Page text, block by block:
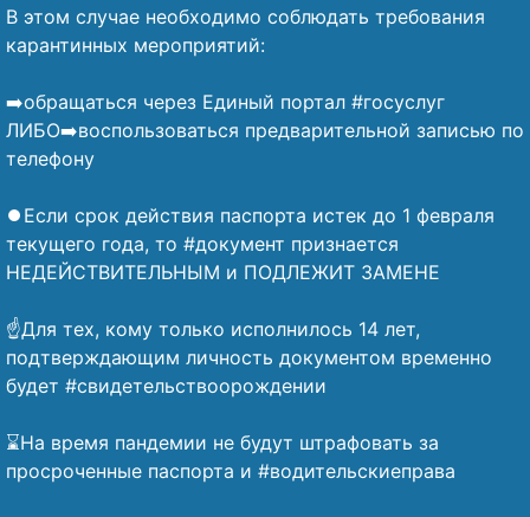
В этом случае необходимо соблюдать требования
карантинных мероприятий:
➡️обращаться через Единый портал #госуслуг
ЛИБО➡️воспользоваться предварительной записью по
телефону
⏺️Если срок действия паспорта истек до 1 февраля
текущего года, то #документ признается
НЕДЕЙСТВИТЕЛЬНЫМ и ПОДЛЕЖИТ ЗАМЕНЕ
☝️Для тех, кому только исполнилось 14 лет,
подтверждающим личность документом временно
будет #свидетельствоорождении
⌛На время пандемии не будут штрафовать за
просроченные паспорта и #водительскиеправа